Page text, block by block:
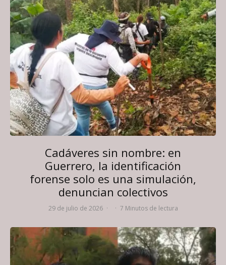
Cadáveres sin nombre: en
Guerrero, la identificación
forense solo es una simulación,
denuncian colectivos
29 de julio de 2026 · · 7 Minutos de lectura